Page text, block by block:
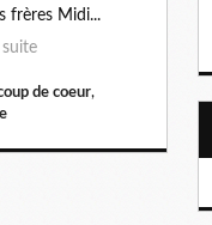
frères Midi...
suite
de coeur,